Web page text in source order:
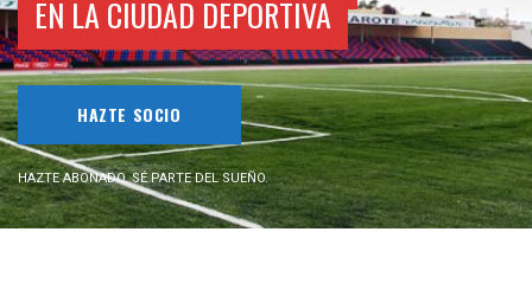
EN LA CIUDAD DEPORTIVA
HAZTE SOCIO
HAZTE ABONADO. SÉ PARTE DEL SUEÑO.